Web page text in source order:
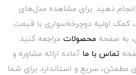
انجام دهید. برای مشاهده مدل‌های
کمک اولیه دوچرخه‌سواری با قیمت
به صفحه محصولاتمراجعه کنید.
تماس با ماآماده ارائه مشاوره و
مطمئن، سریع و استاندارد برای شما